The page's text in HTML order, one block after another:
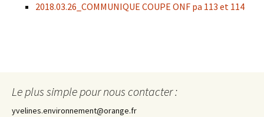
2018.03.26_COMMUNIQUE COUPE ONF pa 113 et 114
Le plus simple pour nous contacter :
yvelines.environnement@orange.fr